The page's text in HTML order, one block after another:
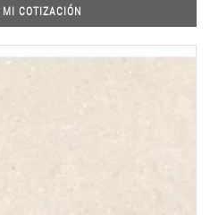
COTIZACIÓN